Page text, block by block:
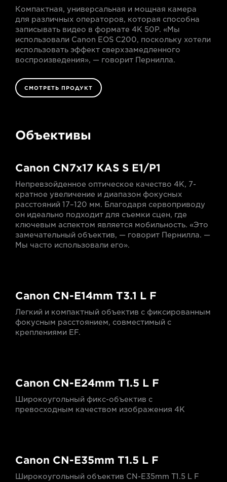
Компактная, универсальная и мощная камера
для различных операторов, которая способна
записывать видео в формате 4K 50P. «Мы
использовали Canon EOS C200, поскольку хотели
использовать эффект сверхзамедленного
воспроизведения», — говорит Пернилла.
СМОТРЕТЬ ПРОДУКТ
Объективы
Canon CN7x17 KAS S E1/P1
Непревзойденное оптическое качество 4K, 7-
кратное увеличение и диапазон фокусных
расстояний 17–120 мм. Благодаря сервоприводу
он идеально подходит для съемки сцен, где
ключевым аспектом является мобильность. «Это
замечательный объектив, — говорит Пернилла. —
Мы часто использовали его».
Canon CN-E14mm T3.1 L F
Легкий и компактный объектив с фиксированным
фокусным расстоянием, совместимый с
креплениями EF.
Canon CN-E24mm T1.5 L F
Широкоугольный фикс-объектив с
превосходным качеством изображения 4K
Canon CN-E35mm T1.5 L F
Широкоугольный объектив CN-E35mm T1.5 L F